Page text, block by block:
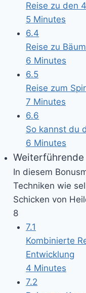
Reise zu den
5 Minutes
6.4
Reise zu
6 Minutes
6.5
Reise zum
7 Minutes
6.6
So kannst du
6 Minutes
Weiterführende
In diesem
Techniken wie
Schicken von
8
7.1
Kombinierte
Entwicklung
4 Minutes
7.2